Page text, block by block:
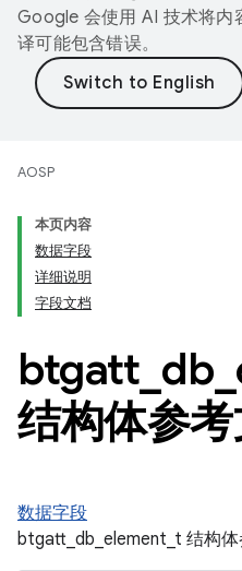
Google 会使用 AI 技术将内
译可能包含错误。
AOSP
本页内容
数据字段
详细说明
字段文档
btgatt db
结构体参
数据字段
btgatt_db_element_t 结构体